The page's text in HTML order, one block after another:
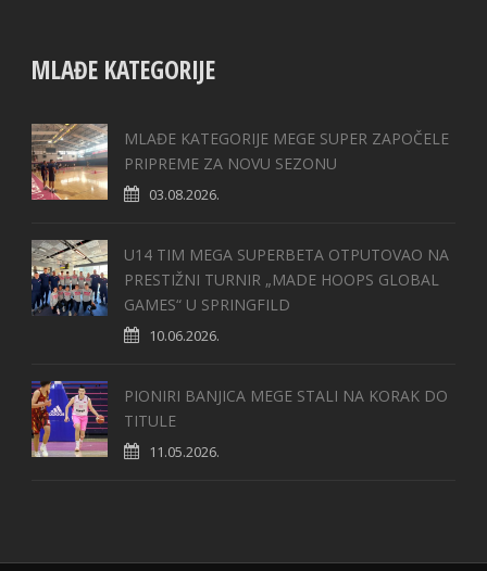
MLAĐE KATEGORIJE
MLAĐE KATEGORIJE MEGE SUPER ZAPOČELE
PRIPREME ZA NOVU SEZONU
03.08.2026.
U14 TIM MEGA SUPERBETA OTPUTOVAO NA
PRESTIŽNI TURNIR „MADE HOOPS GLOBAL
GAMES“ U SPRINGFILD
10.06.2026.
PIONIRI BANJICA MEGE STALI NA KORAK DO
TITULE
11.05.2026.